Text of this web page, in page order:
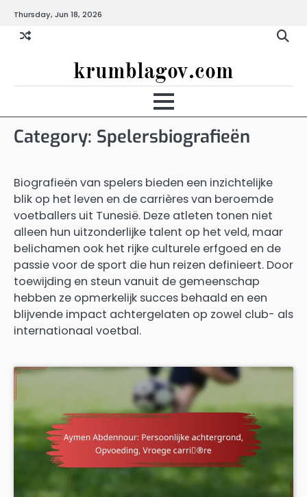
content
Thursday, Jun 18, 2026
krumblagov.com
Category: Spelersbiografieën
Biografieën van spelers bieden een inzichtelijke
blik op het leven en de carrières van beroemde
voetballers uit Tunesië. Deze atleten tonen niet
alleen hun uitzonderlijke talent op het veld, maar
belichamen ook het rijke culturele erfgoed en de
passie voor de sport die hun reizen definieert. Door
toewijding en steun vanuit de gemeenschap
hebben ze opmerkelijk succes behaald en een
blijvende impact achtergelaten op zowel club- als
internationaal voetbal.